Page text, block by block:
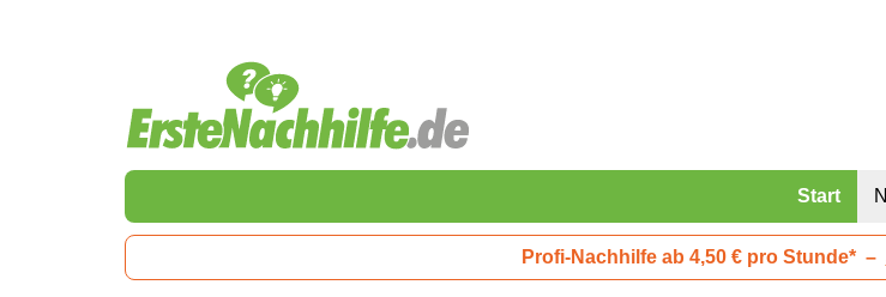
Start
Profi-Nachhilfe ab 4,50 € pro Stunde* –